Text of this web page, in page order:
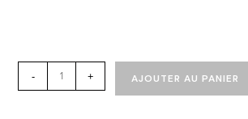
- + AJOUTER AU PANIER